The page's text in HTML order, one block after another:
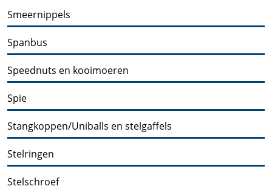
Smeernippels
Spanbus
Speednuts en kooimoeren
Spie
Stangkoppen/Uniballs en stelgaffels
Stelringen
Stelschroef